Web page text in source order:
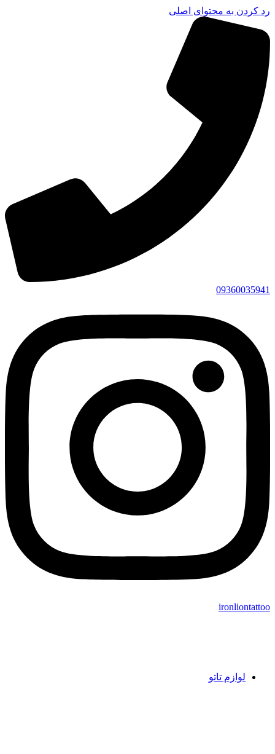
رد کردن به محتوای اصلی
09360035941
ironliontattoo
لوازم تاتو